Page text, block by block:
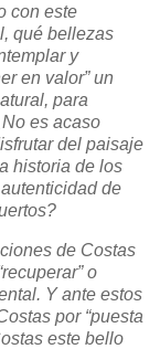
con este
qué bellezas
y
en valor” un
para
es acaso
del paisaje
historia de los
de
de Costas
o
Y ante estos
por “puesta
este bello